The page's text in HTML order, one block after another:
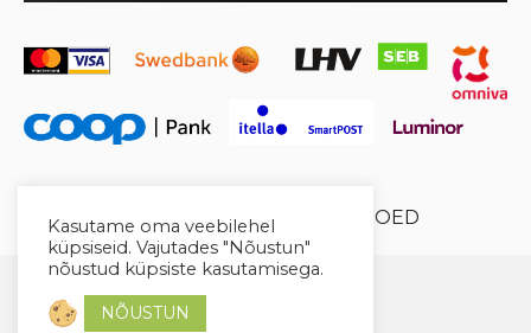
© 2026 Cool Crystal OÜ // XYSUM E-POED
Kasutame oma veebilehel
küpsiseid. Vajutades "Nõustun"
nõustud küpsiste kasutamisega.
NÕUSTUN